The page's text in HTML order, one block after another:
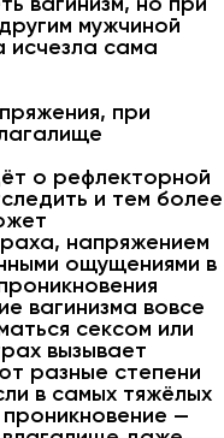
мужчиной
исчезла сама
при
о рефлекторной
и тем более
напряжением
ощущениями в
вагинизма вовсе
сексом или
вызывает
разные степени
в самых тяжёлых
—